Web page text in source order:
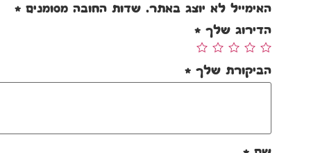
האימייל לא יוצג באתר. שדות החובה מסומנים *
הדירוג שלך *
הביקורת שלך *